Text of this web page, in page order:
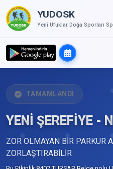
YUDOSK
Yeni Ufuklar Doğa Sporları
TAMAMLANDI
YENİ ŞEREFİYE -
ZOR OLMAYAN BİR PARKUR
ZORLAŞTIRABİLİR